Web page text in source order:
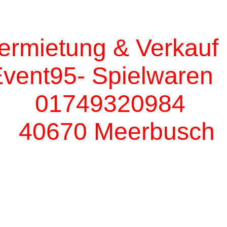
&
40670 Meerbusch